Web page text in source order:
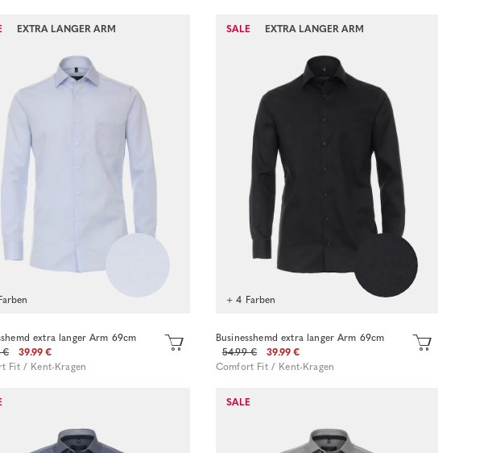
EXTRA LANGER ARM
extra langer Arm 69cm
€
39.99 €
Fit / Kent-Kragen
SALE EXTRA LANGER ARM
+ 4 Farben
Businesshemd extra langer Arm 69cm
54.99 €
39.99 €
Comfort Fit / Kent-Kragen
SALE